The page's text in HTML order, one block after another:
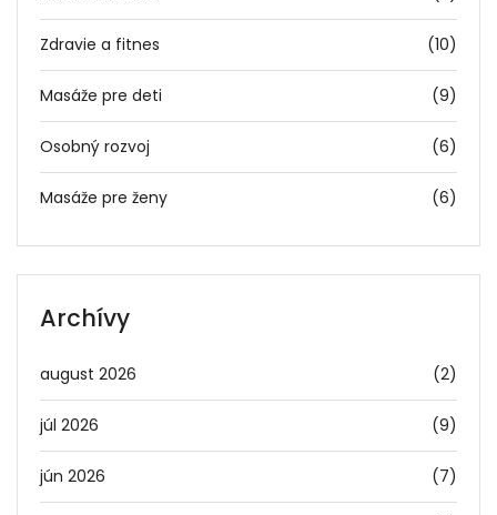
Zdravie a fitnes (10)
Masáže pre deti (9)
Osobný rozvoj (6)
Masáže pre ženy (6)
Archívy
august 2026 (2)
júl 2026 (9)
jún 2026 (7)